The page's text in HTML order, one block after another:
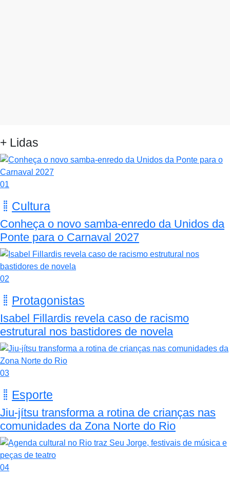
+ Lidas
01
Cultura
Conheça o novo samba-enredo da Unidos da
Ponte para o Carnaval 2027
02
Protagonistas
Isabel Fillardis revela caso de racismo
estrutural nos bastidores de novela
03
Esporte
Jiu-jítsu transforma a rotina de crianças nas
comunidades da Zona Norte do Rio
04